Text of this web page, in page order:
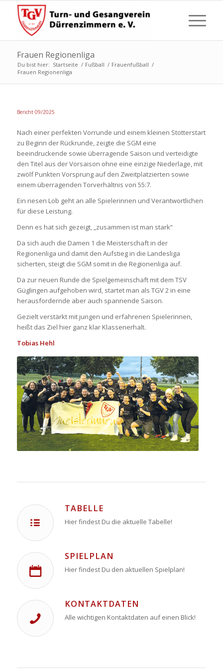
Frauen Regionenliga
Du bist hier: Startseite / Fußball / Frauenfußball /
Frauen Regionenliga
Bericht 09/2025
Nach einer perfekten Vorrunde und einem kleinen Stotterstart
zu Beginn der Rückrunde, zeigte die SGM eine
beeindruckende sowie überragende Saison und verteidigte
den Titel aus der Vorsaison ohne eine einzige Niederlage, mit
zwölf Punkten Vorsprung auf den Zweitplatzierten sowie
einem überragenden Torverhältnis von 55:7.
Ein riesen Lob geht an alle Spielerinnen und Verantwortlichen
für diese Leistung.
Denn es hat sich gezeigt, „zusammen ist man stark“
Da sich auch die Damen 1 die Meisterschaft in der
Regionenliga und damit den Aufstieg in die Landesliga
sicherten, steigt die SGM somit in die Regionenliga auf.
Da zur neuen Runde die Spielgemeinschaft mit dem TSV
Güglingen aufgehoben wird, startet man als TGV 2 in eine
herausfordernde aber auch spannende Saison.
Gezielt verstärkt mit jungen und erfahrenen Spielerinnen,
heißt das Ziel hier ganz klar Klassenerhalt.
Tobias Hehl
TABELLE
Hier findest Du die aktuelle Tabelle!
SPIELPLAN
Hier findest Du den aktuellen Spielplan!
KONTAKTDATEN
Alle wichtigen Kontaktdaten auf einen Blick!